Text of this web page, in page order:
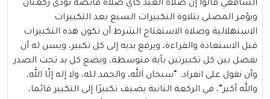
الشافعي قالوا إن صلاة العيد كأي صلاة فائضة تؤدى ركعتان
ويؤمر المصلي بتلاوة التكبيرات السبع بعد التكبيرات
الاستهلالية وصلاة الاستفتاح الشرط أن تكون هذه التكبيرات
قبل الاستعاذة والقراءة، ويرفع يديه إلى كل تكبير، ويسن له أن
يفصل بين كل تكبيرتين بآية متوسطة، ويضع كل يد تحت الصدر
وأن نقول على انفراد: “سبحان الله، والحمد لله، ولا إله إلّا الله،
والله أكبر”، في الركعة الثانية يضيف تكبيرًا إلى التكبير قائما،